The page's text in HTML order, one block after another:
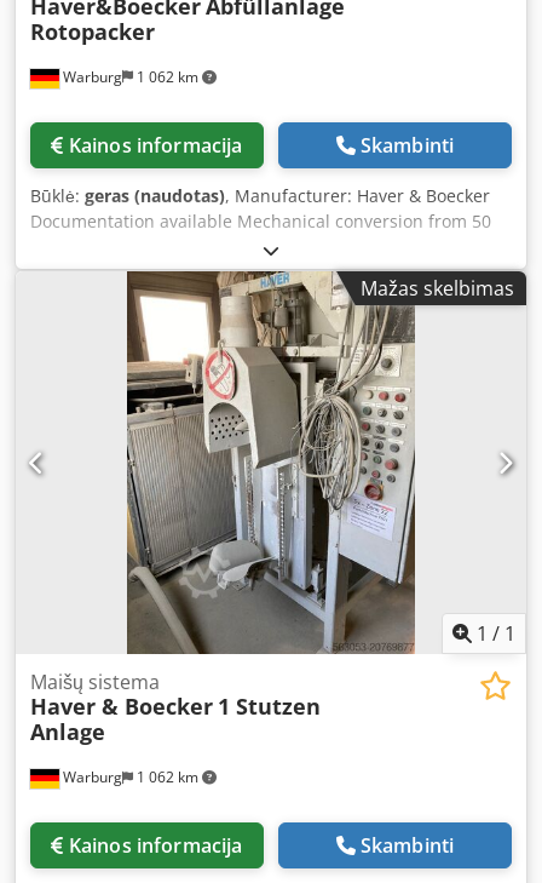
Warburg 1 062 km
Haver&BoeckerAbfüllanlage
Rotopacker
Kainos informacija Skambinti
Būklė: geras (naudotas), Manufacturer: Haver & Boecker
Documentation available Mechanical conversion from 50
kg to 25 kg bags in 1999 Control system: Siemens S7
Upgraded to latest standards with spare parts support in
2015 Djdpfx Aisv Sz Tdo Njwa Supported bag types:
quicklime, hydrated lime, cement, gypsum
Mažas skelbimas
1 / 1
Warburg 1 062 km
Maišų sistema
Haver & Boecker 1 Stutzen
Anlage
Kainos informacija Skambinti